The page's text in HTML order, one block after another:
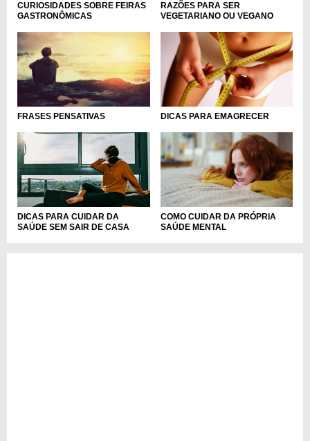
CURIOSIDADES SOBRE FEIRAS
GASTRONÔMICAS
RAZÕES PARA SER
VEGETARIANO OU VEGANO
FRASES PENSATIVAS DICAS PARA EMAGRECER
DICAS PARA CUIDAR DA
SAÚDE SEM SAIR DE CASA
COMO CUIDAR DA PRÓPRIA
SAÚDE MENTAL